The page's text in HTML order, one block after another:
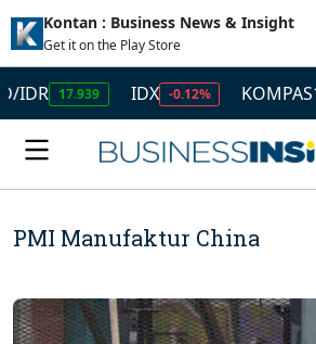
Kontan : Business News & Insight
Get it on the Play Store
17.939 IDX -0.12% KOMPAS100
PMI Manufaktur China